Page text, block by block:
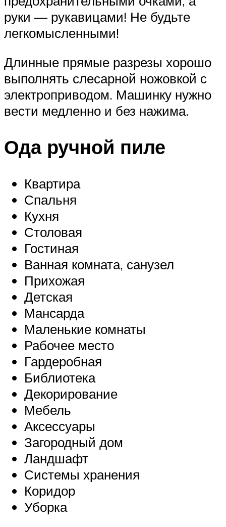
руки — рукавицами! Не будьте
легкомысленными!
Длинные прямые разрезы хорошо
выполнять слесарной ножовкой с
электроприводом. Машинку нужно
вести медленно и без нажима.
Ода ручной пиле
Квартира
Спальня
Кухня
Столовая
Гостиная
Ванная комната, санузел
Прихожая
Детская
Мансарда
Маленькие комнаты
Рабочее место
Гардеробная
Библиотека
Декорирование
Мебель
Аксессуары
Загородный дом
Ландшафт
Системы хранения
Коридор
Уборка